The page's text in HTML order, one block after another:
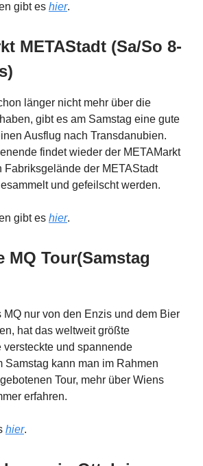
gibt es hier.
METAStadt (Sa/So 8-
länger nicht mehr über die
gibt es am Samstag eine gute
Ausflug nach Transdanubien.
findet wieder der METAMarkt
Fabriksgelände der METAStadt
und gefeilscht werden.
gibt es hier.
MQ Tour(Samstag
nur von den Enzis und dem Bier
hat das weltweit größte
versteckte und spannende
Samstag kann man im Rahmen
Tour, mehr über Wiens
erfahren.
hier.